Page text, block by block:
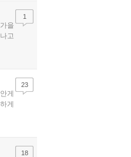
을
고
1
게
게
23
18